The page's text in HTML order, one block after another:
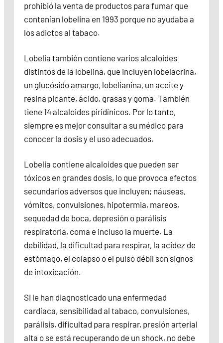
prohibió la venta de productos para fumar que
contenían lobelina en 1993 porque no ayudaba a
los adictos al tabaco.
Lobelia también contiene varios alcaloides
distintos de la lobelina, que incluyen lobelacrina,
un glucósido amargo, lobelianina, un aceite y
resina picante, ácido, grasas y goma. También
tiene 14 alcaloides piridínicos. Por lo tanto,
siempre es mejor consultar a su médico para
conocer la dosis y el uso adecuados.
Lobelia contiene alcaloides que pueden ser
tóxicos en grandes dosis, lo que provoca efectos
secundarios adversos que incluyen; náuseas,
vómitos, convulsiones, hipotermia, mareos,
sequedad de boca, depresión o parálisis
respiratoria, coma e incluso la muerte. La
debilidad, la dificultad para respirar, la acidez de
estómago, el colapso o el pulso débil son signos
de intoxicación.
Si le han diagnosticado una enfermedad
cardíaca, sensibilidad al tabaco, convulsiones,
parálisis, dificultad para respirar, presión arterial
alta o se está recuperando de un shock, no debe